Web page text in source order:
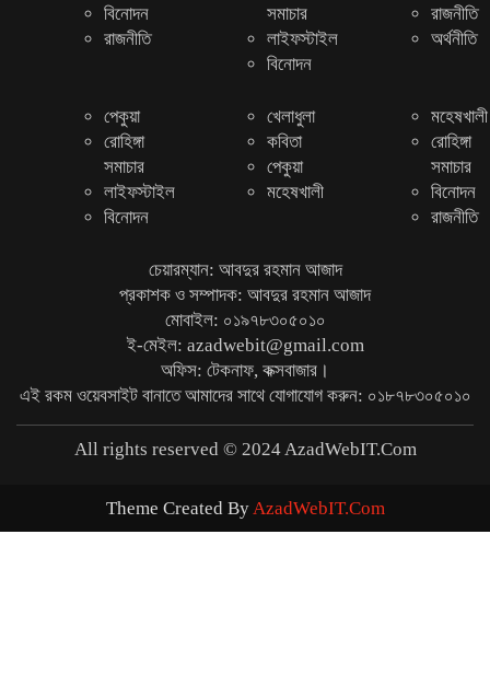
বিনোদন
রাজনীতি
সমাচার
লাইফস্টাইল
বিনোদন
রাজনীতি
অর্থনীতি
পেকুয়া
রোহিঙ্গা
সমাচার
লাইফস্টাইল
বিনোদন
খেলাধুলা
কবিতা
পেকুয়া
মহেষখালী
মহেষখালী
রোহিঙ্গা
সমাচার
বিনোদন
রাজনীতি
চেয়ারম্যান: আবদুর রহমান আজাদ
প্রকাশক ও সম্পাদক: আবদুর রহমান আজাদ
মোবাইল: ০১৯৭৮৩০৫০১০
ই-মেইল: azadwebit@gmail.com
অফিস: টেকনাফ, কক্সবাজার।
এই রকম ওয়েবসাইট বানাতে আমাদের সাথে যোগাযোগ করুন: ০১৮৭৮৩০৫০১০
All rights reserved © 2024 AzadWebIT.Com
Theme Created ByAzadWebIT.Com